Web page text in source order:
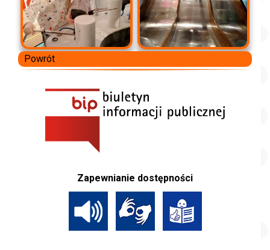
Powrót
Zapewnianie dostępności